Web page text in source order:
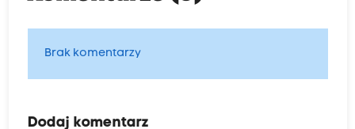
Brak komentarzy
Dodaj komentarz